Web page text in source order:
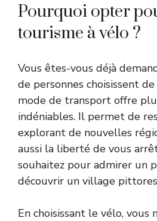
Pourquoi opter
tourisme à vélo ?
Vous êtes-vous déjà
de personnes choisissent
mode de transport offre
indéniables. Il permet de
explorant de nouvelles
aussi la liberté de vous
souhaitez pour admirer un
découvrir un village
En choisissant le vélo, vous